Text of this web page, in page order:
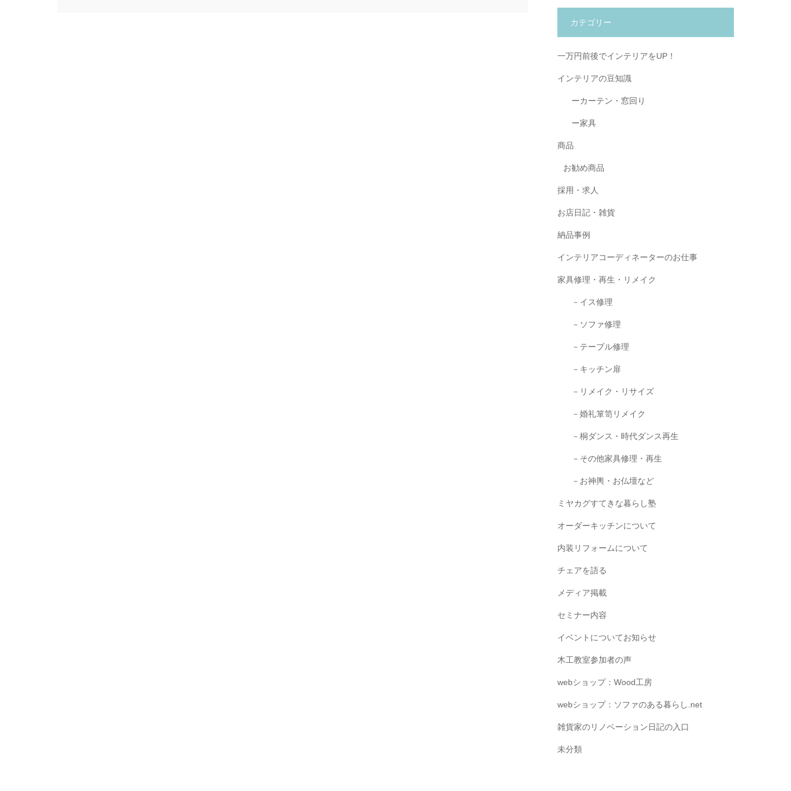
カテゴリー
一万円前後でインテリアをUP！
インテリアの豆知識
ーカーテン・窓回り
ー家具
商品
お勧め商品
採用・求人
お店日記・雑貨
納品事例
インテリアコーディネーターのお仕事
家具修理・再生・リメイク
－イス修理
－ソファ修理
－テーブル修理
－キッチン扉
－リメイク・リサイズ
－婚礼箪笥リメイク
－桐ダンス・時代ダンス再生
－その他家具修理・再生
－お神輿・お仏壇など
ミヤカグすてきな暮らし塾
オーダーキッチンについて
内装リフォームについて
チェアを語る
メディア掲載
セミナー内容
イベントについてお知らせ
木工教室参加者の声
webショップ：Wood工房
webショップ：ソファのある暮らし.net
雑貨家のリノベーション日記の入口
未分類